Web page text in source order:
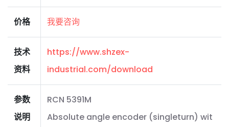
价格 我要咨询
技术
资料
https://www.shzex-
industrial.com/download
参数
说明
RCN 5391M
Absolute angle encoder (singleturn) wit